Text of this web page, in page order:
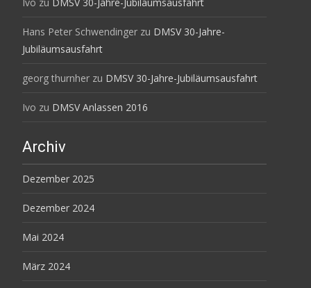
Hans Peter Schwendinger zu DMSV 30-Jahre-
Jubiläumsausfahrt
georg thurnher zu DMSV 30-Jahre-Jubiläumsausfahrt
Ivo zu DMSV Anlassen 2016
Archiv
Dezember 2025
Dezember 2024
Mai 2024
März 2024